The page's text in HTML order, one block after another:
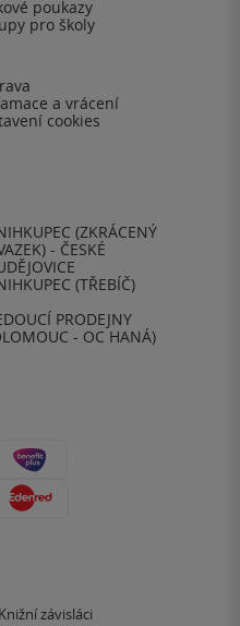
poukazy
pro školy
a vrácení
cookies
(ZKRÁCENÝ
- ČESKÉ
(TŘEBÍČ)
PRODEJNY
- OC HANÁ)
Knižní závisláci